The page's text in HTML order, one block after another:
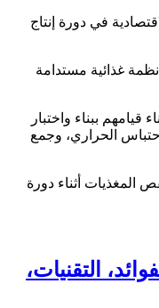
في دورة إنتاج
غذائية مستدامة
قيامهم ببناء واختبار
الحراري، وجمع
أثناء دورة
التقنيات،